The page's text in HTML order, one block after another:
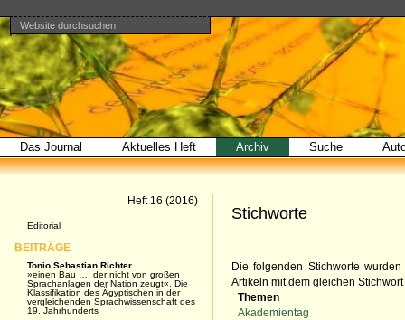
Direkt
zum
Inhalt
|
Direkt
zur
Navigation
Benutzerspezifische
Werkzeuge
Website durchsuchen
Erweiterte
Suche…
Bereiche
Das Journal Aktuelles Heft Archiv Suche
Stichworte
Die folgenden Stichworte
Artikeln mit dem gleichen
Themen
Akademientag
Heft 16 (2016)
Editorial
BEITRÄGE
Tonio Sebastian Richter
»einen Bau …, der nicht von großen
Sprachanlagen der Nation zeugt«. Die
Klassifikation des Ägyptischen in der
vergleichenden Sprachwissenschaft des
19. Jahrhunderts